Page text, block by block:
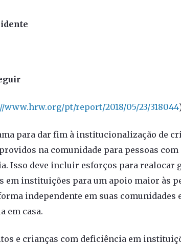
www.hrw.org/pt/report/2018/05/23/318044
para dar fim à institucionalização de
na comunidade para pessoas
Isso deve incluir esforços para realocar
em instituições para um apoio maior às
independente em suas comunidades
em casa.
e crianças com deficiência em